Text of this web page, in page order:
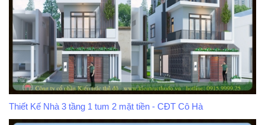
Thiết Kế Nhà 3 tầng 1 tum 2 mặt tiền - CĐT Cô Hà